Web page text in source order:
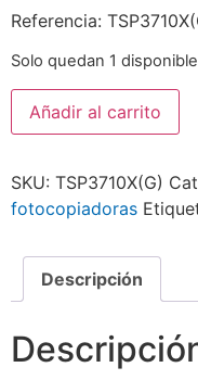
Referencia:
Solo quedan 1
Añadir al carrito
SKU: TSP3710X(G)
fotocopiadoras
Descripción